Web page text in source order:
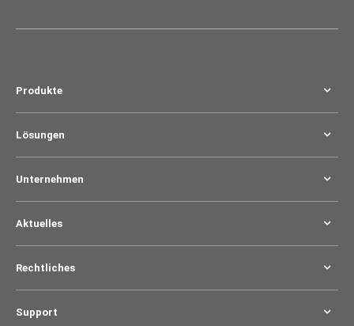
Produkte
Lösungen
Unternehmen
Aktuelles
Rechtliches
Support